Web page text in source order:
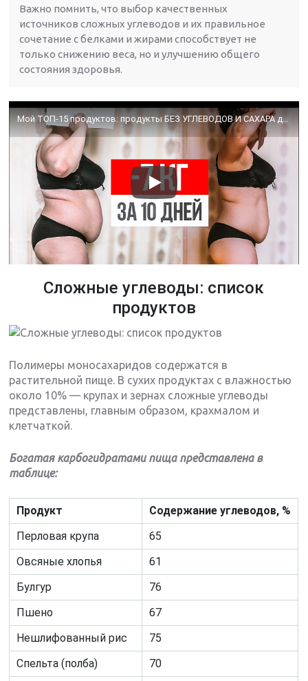
Важно помнить, что выбор качественных
источников сложных углеводов и их правильное
сочетание с белками и жирами способствует не
только снижению веса, но и улучшению общего
состояния здоровья.
Мой ТОП-15 продуктов: продукты БЕЗ УГЛЕВОДОВ И САХАРА для быстрого похудения
Сложные углеводы: список
продуктов
Полимеры моносахаридов содержатся в
растительной пище. В сухих продуктах с влажностью
около 10% — крупах и зернах сложные углеводы
представлены, главным образом, крахмалом и
клетчаткой.
Богатая карбогидратами пища представлена в
таблице:
Продукт
Содержание углеводов, %
Перловая крупа
65
Овсяные хлопья
61
Булгур
76
Пшено
67
Нешлифованный рис
75
Спельта (полба)
70